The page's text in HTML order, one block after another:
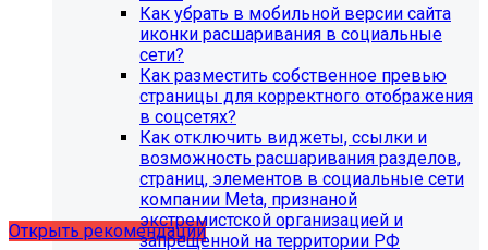
Рекомендации по безопасности
Открыть рекомендации
Как убрать в мобильной версии сайта
иконки расшаривания в социальные
сети?
Как разместить собственное превью
страницы для корректного отображения
в соцсетях?
Как отключить виджеты, ссылки и
возможность расшаривания разделов,
страниц, элементов в социальные сети
компании Meta, признаной
экстремистской организацией и
запрещенной на территории РФ